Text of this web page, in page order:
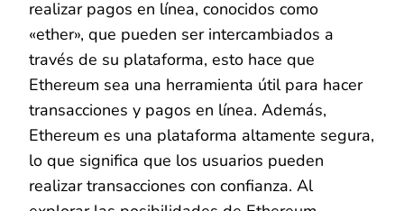
realizar pagos en línea, conocidos como
«ether», que pueden ser intercambiados a
través de su plataforma, esto hace que
Ethereum sea una herramienta útil para hacer
transacciones y pagos en línea. Además,
Ethereum es una plataforma altamente segura,
lo que significa que los usuarios pueden
realizar transacciones con confianza. Al